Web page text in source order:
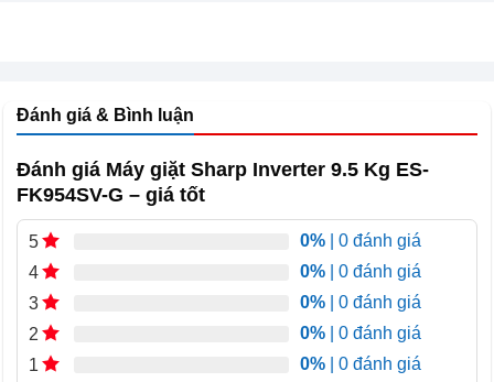
Đánh giá & Bình luận
Đánh giá Máy giặt Sharp Inverter 9.5 Kg ES-
FK954SV-G – giá tốt
5 0% | 0 đánh giá
4
0% | 0 đánh giá
3
0% | 0 đánh giá
2
0% | 0 đánh giá
1
0% | 0 đánh giá